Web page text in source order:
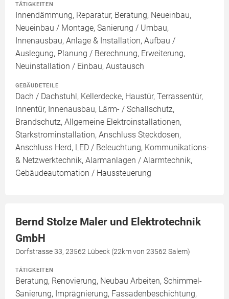
TÄTIGKEITEN
Innendämmung, Reparatur, Beratung, Neueinbau,
Neueinbau / Montage, Sanierung / Umbau,
Innenausbau, Anlage & Installation, Aufbau /
Auslegung, Planung / Berechnung, Erweiterung,
Neuinstallation / Einbau, Austausch
GEBÄUDETEILE
Dach / Dachstuhl, Kellerdecke, Haustür, Terrassentür,
Innentür, Innenausbau, Lärm- / Schallschutz,
Brandschutz, Allgemeine Elektroinstallationen,
Starkstrominstallation, Anschluss Steckdosen,
Anschluss Herd, LED / Beleuchtung, Kommunikations-
& Netzwerktechnik, Alarmanlagen / Alarmtechnik,
Gebäudeautomation / Haussteuerung
Bernd Stolze Maler und Elektrotechnik
GmbH
Dorfstrasse 33, 23562 Lübeck (22km von 23562 Salem)
TÄTIGKEITEN
Beratung, Renovierung, Neubau Arbeiten, Schimmel-
Sanierung, Imprägnierung, Fassadenbeschichtung,